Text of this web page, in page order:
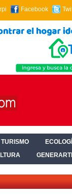
Facebook
TURISMO